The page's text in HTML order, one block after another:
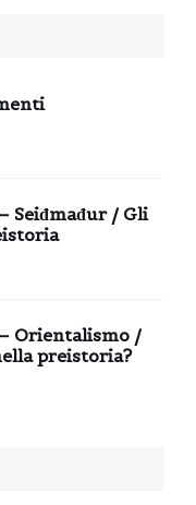
Seiđmađur / Gli
Orientalismo /
preistoria?